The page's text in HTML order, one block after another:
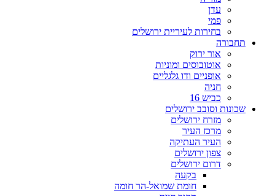
עדן
פמי
בחירות לעיריית ירושלים
תחבורה
אור ירוק
אוטובוסים ומוניות
אופניים ודו גלגליים
חניה
כביש 16
שכונות וסובב ירושלים
מזרח ירושלים
מרכז העיר
העיר העתיקה
צפון ירושלים
דרום ירושלים
בקעה
חומת שמואל-הר חומה